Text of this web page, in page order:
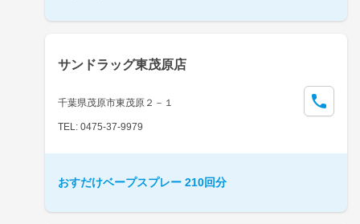
サンドラッグ東茂原店
千葉県茂原市東茂原２－１
TEL: 0475-37-9979
おすだけベープスプレー 210回分